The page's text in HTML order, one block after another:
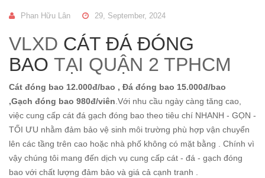
Phan Hữu Lân 29, September, 2024
VLXD CÁT ĐÁ ĐÓNG
BAO TẠI QUẬN 2 TPHCM
Cát đóng bao 12.000đ/bao , Đá đóng bao 15.000đ/bao
,Gạch đóng bao 980đ/viên .Với nhu cầu ngày càng tăng cao,
việc cung cấp cát đá gạch đóng bao theo tiêu chí NHANH - GỌN -
TỐI ƯU nhằm đảm bảo vệ sinh môi trường phù hợp vận chuyển
lên các tầng trên cao hoặc nhà phố không có mặt bằng . Chính vì
vậy chúng tôi mang đến dịch vụ cung cấp cát - đá - gạch đóng
bao với chất lượng đảm bảo và giá cả cạnh tranh .